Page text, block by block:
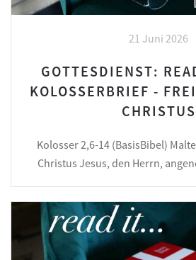
21 Juni 2026
GOTTESDIENST:
KOLOSSERBRIEF -
CHRISTUS
Kolosser 2,6-14 (BasisBibel)
Christus Jesus, den Herrn,